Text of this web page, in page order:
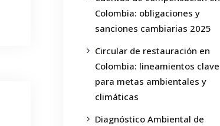
Colombia: obligaciones y
sanciones cambiarias 2025
Circular de restauración en
Colombia: lineamientos clave
para metas ambientales y
climáticas
Diagnóstico Ambiental de